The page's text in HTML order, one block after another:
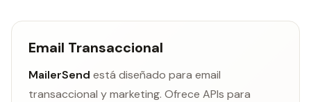
Email Transaccional
MailerSend está diseñado para email
transaccional y marketing. Ofrece APIs para